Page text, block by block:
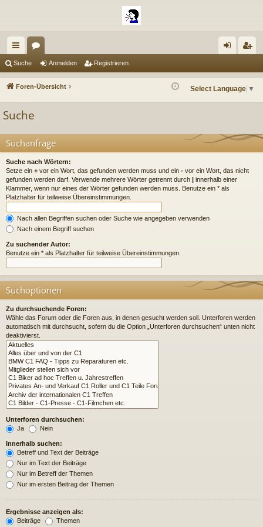
ch
ne
ug
riff
en m
n
ist
n
Suche Anmelden Registrieren
Foren-Übersicht Select Language ▼
Suche
Suchanfrage
Suche nach Wörtern:
Setze ein + vor ein Wort, das gefunden werden muss und ein - vor ein Wort, das nicht
gefunden werden darf. Verwende mehrere Wörter getrennt durch | innerhalb einer
Klammer, wenn nur eines der Wörter gefunden werden muss. Benutze ein * als
Platzhalter für teilweise Übereinstimmungen.
Nach allen Begriffen suchen oder Suche wie angegeben verwenden
Nach einem Begriff suchen
Zu suchender Autor:
Benutze ein * als Platzhalter für teilweise Übereinstimmungen.
Suchoptionen
Zu durchsuchende Foren:
Wähle das Forum oder die Foren aus, in denen gesucht werden soll. Unterforen werden
automatisch mit durchsucht, sofern du die Option „Unterforen durchsuchen“ unten nicht
deaktivierst.
Unterforen durchsuchen:
Ja
Nein
Innerhalb suchen:
Betreff und Text der Beiträge
Nur im Text der Beiträge
Nur im Betreff der Themen
Nur im ersten Beitrag der Themen
Ergebnisse anzeigen als:
Beiträge
Themen